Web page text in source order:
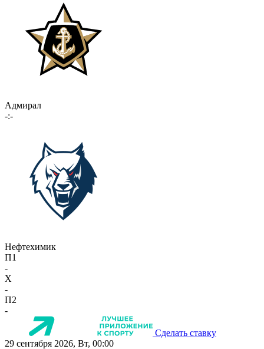
Адмирал
-:-
Нефтехимик
П1
-
X
-
П2
-
Сделать ставку
29 сентября 2026, Вт, 00:00